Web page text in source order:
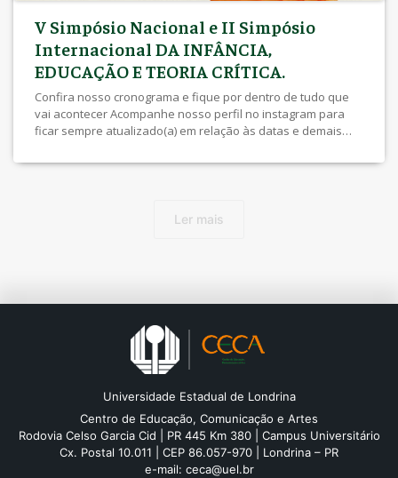
V Simpósio Nacional e II Simpósio
Internacional DA INFÂNCIA,
EDUCAÇÃO E TEORIA CRÍTICA.
Confira nosso cronograma e fique por dentro de tudo que
vai acontecer Acompanhe nosso perfil no instagram para
ficar sempre atualizado(a) em relação às datas e demais
Ler mais
Universidade Estadual de Londrina
Centro de Educação, Comunicação e Artes
Rodovia Celso Garcia Cid | PR 445 Km 380 | Campus Universitário
Cx. Postal 10.011 | CEP 86.057-970 | Londrina – PR
e-mail: ceca@uel.br